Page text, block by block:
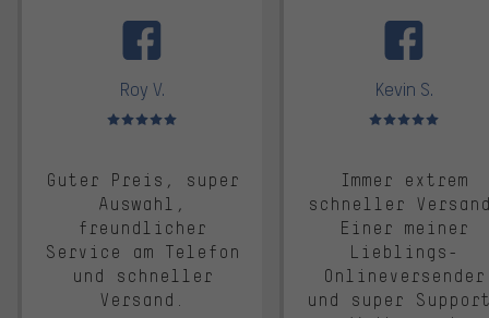
Roy V.
Bewertungen: 5 von 5
Guter Preis, super
Auswahl,
freundlicher
Service am Telefon
und schneller
Versand.
Kevin S.
Bewertungen: 5 von 5
Immer extrem
schneller
Einer meiner
Lieblings-
Onlineversender
und super